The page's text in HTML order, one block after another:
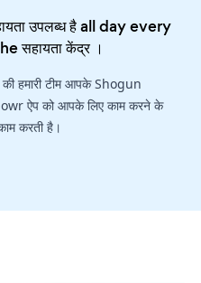
उपलब्ध है all day every
सहायता केंद्र।
की हमारी टीम आपके Shogun
ऐप को आपके लिए काम करने के
करती है।